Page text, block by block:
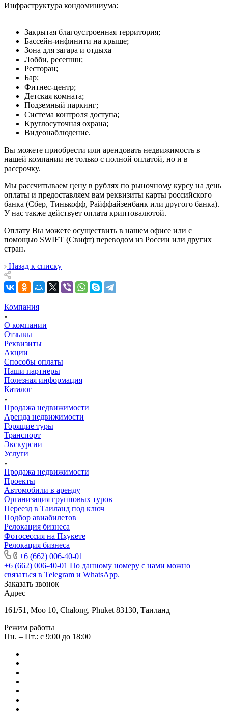
Инфраструктура кондоминиума:
Закрытая благоустроенная территория;
Бассейн-инфинити на крыше;
Зона для загара и отдыха
Лобби, ресепшн;
Ресторан;
Бар;
Фитнес-центр;
Детская комната;
Подземный паркинг;
Система контроля доступа;
Круглосуточная охрана;
Видеонаблюдение.
Вы можете приобрести или арендовать недвижимость в
нашей компании не только с полной оплатой, но и в
рассрочку.
Мы рассчитываем цену в рублях по рыночному курсу на день
оплаты и предоставляем вам реквизиты карты российского
банка (Сбер, Тинькофф, Райффайзенбанк или другого банка).
У нас также действует оплата криптовалютой.
Оплату Вы можете осуществить в нашем офисе или с
помощью SWIFT (Свифт) переводом из России или других
стран.
Назад к списку
Компания
О компании
Отзывы
Реквизиты
Акции
Способы оплаты
Наши партнеры
Полезная информация
Каталог
Продажа недвижимости
Аренда недвижимости
Горящие туры
Транспорт
Экскурсии
Услуги
Продажа недвижимости
Проекты
Автомобили в аренду
Организация групповых туров
Переезд в Таиланд под ключ
Подбор авиабилетов
Релокация бизнеса
Фотоcессия на Пхукете
Релокация бизнеса
+6 (662) 006-40-01
+6 (662) 006-40-01 По данному номеру с нами можно
связаться в Telegram и WhatsApp.
Заказать звонок
Адрес
161/51, Moo 10, Chalong, Phuket 83130, Таиланд
Режим работы
Пн. – Пт.: с 9:00 до 18:00